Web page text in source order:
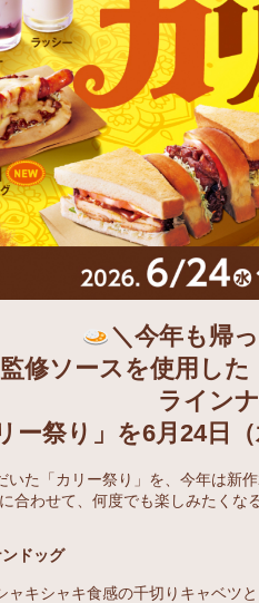
＼今年も帰
修ソースを使用し
ラインナ
ー祭り」を6月24日
いた「カリー祭り」を、今年は新
合わせて、何度でも楽しみたくな
ドッグ
ャキシャキ食感の千切りキャベツ